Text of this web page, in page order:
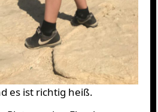
es ist richtig heiß.